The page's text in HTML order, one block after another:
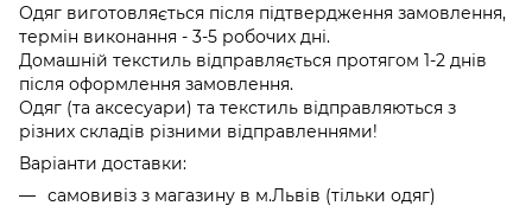
Одяг виготовляється після підтвердження замовлення,
термін виконання - 3-5 робочих дні.
Домашній текстиль відправляється протягом 1-2 днів
після оформлення замовлення.
Одяг (та аксесуари) та текстиль відправляються з
різних складів різними відправленнями!
Варіанти доставки:
самовивіз з магазину в м.Львів (тільки одяг)